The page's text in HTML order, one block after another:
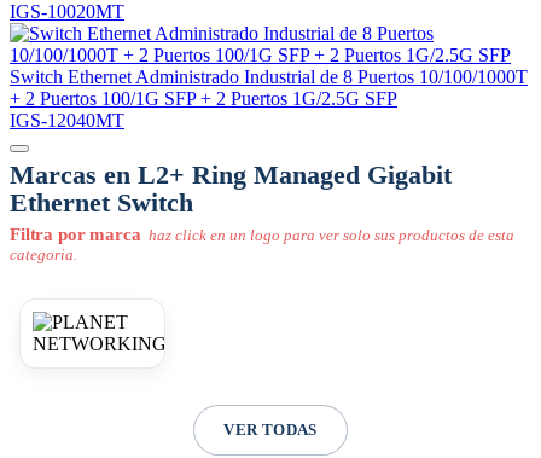
IGS-10020MT
Switch Ethernet Administrado Industrial de 8 Puertos 10/100/1000T
+ 2 Puertos 100/1G SFP + 2 Puertos 1G/2.5G SFP
IGS-12040MT
Marcas en L2+ Ring Managed Gigabit
Ethernet Switch
Filtra por marca haz click en un logo para ver solo sus productos de esta
categoria.
VER TODAS